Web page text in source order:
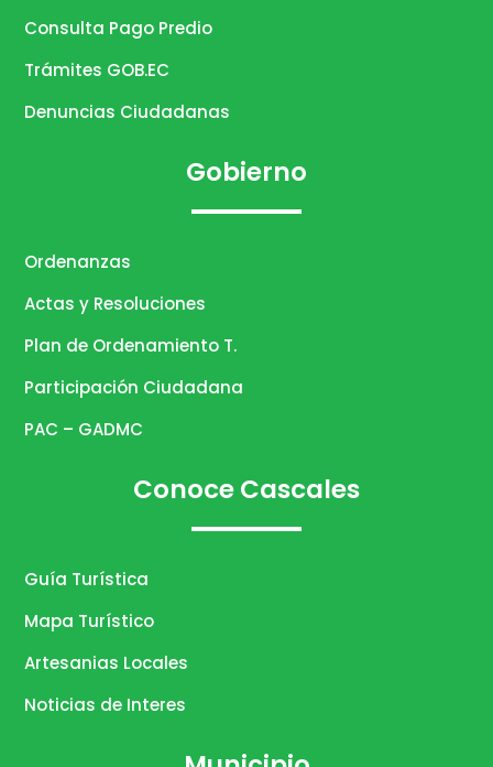
Consulta Pago Predio
Trámites GOB.EC
Denuncias Ciudadanas
Gobierno
Ordenanzas
Actas y Resoluciones
Plan de Ordenamiento T.
Participación Ciudadana
PAC – GADMC
Conoce Cascales
Guía Turística
Mapa Turístico
Artesanias Locales
Noticias de Interes